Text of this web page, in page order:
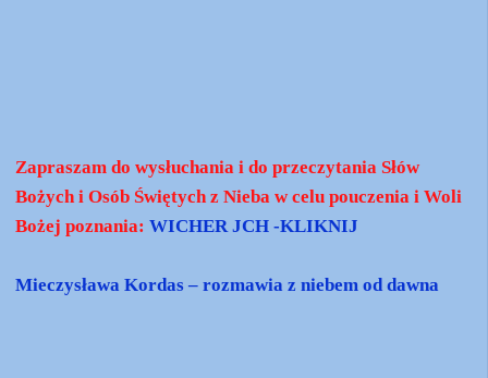
Zapraszam do wysłuchania i do przeczytania Słów
Bożych i Osób Świętych z Nieba w celu pouczenia i Woli
Bożej poznania:WICHER JCH -KLIKNIJ
Mieczysława Kordas – rozmawia z niebem od dawna